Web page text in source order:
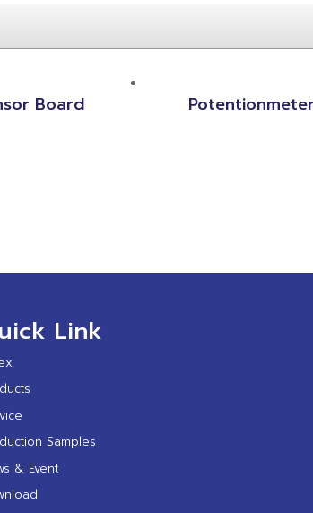
Board Potentionmeter
Link
Samples
& Event